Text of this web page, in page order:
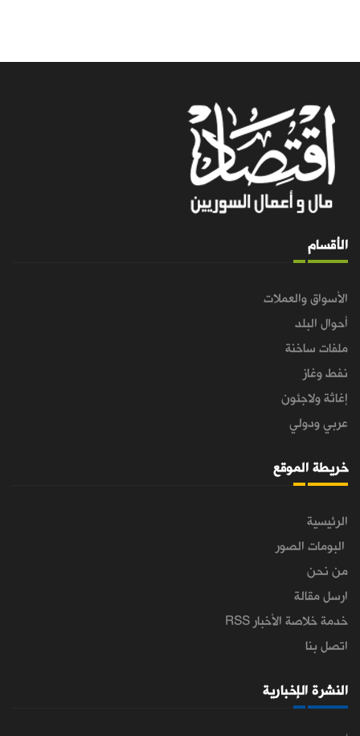
الأقسام
الأسواق والعملات
أحوال البلد
ملفات ساخنة
نفط وغاز
إغاثة ولاجئون
عربي ودولي
خريطة الموقع
الرئيسية
البومات الصور
من نحن
ارسل مقالة
خدمة خلاصة الأخبار RSS
اتصل بنا
النشرة الإخبارية